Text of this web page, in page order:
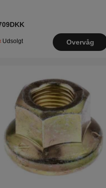
Udsolgt Overvåg